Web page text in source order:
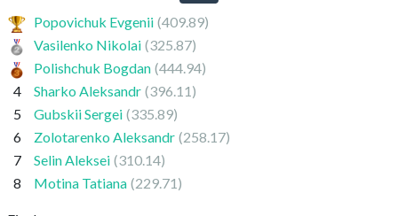
Popovichuk Evgenii (409.89)
Vasilenko Nikolai (325.87)
Polishchuk Bogdan (444.94)
4
Sharko Aleksandr (396.11)
5
Gubskii Sergei (335.89)
6
Zolotarenko Aleksandr (258.17)
7
Selin Aleksei (310.14)
8
Motina Tatiana (229.71)